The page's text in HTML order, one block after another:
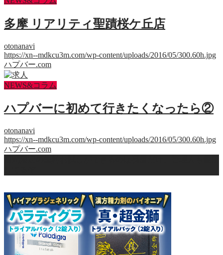
多摩 リアリティ聖蹟桜ケ丘店
otonanavi
https://xn--mdkcu3m.com/wp-content/uploads/2016/05/300.60h.jpg
ハプバー.com
NEWS&コラム
ハプバーに初めて行きたくなったら②
otonanavi
https://xn--mdkcu3m.com/wp-content/uploads/2016/05/300.60h.jpg
ハプバー.com